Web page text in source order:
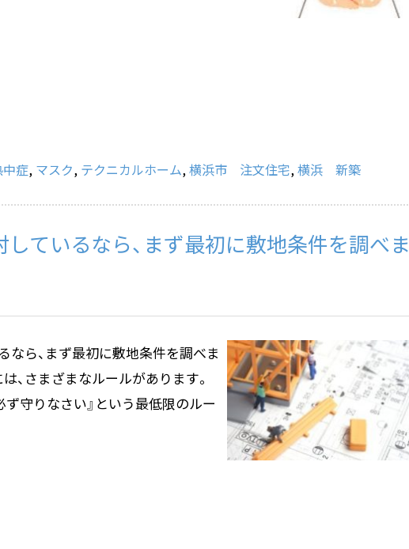
中症, マスク, テクニカルホーム,横浜市 注文住宅,横浜 新築
ているなら、まず最初に敷地条件を調べま
ら、まず最初に敷地条件を調べま
さまざまなルールがあります。
ず守りなさい』という最低限のルー